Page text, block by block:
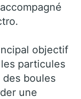
objectif
particules
boules
une